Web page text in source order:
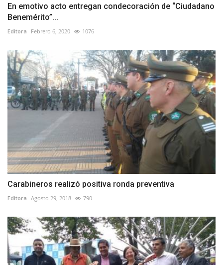
En emotivo acto entregan condecoración de “Ciudadano
Benemérito”...
Editora Febrero 6, 2020 1076
Carabineros realizó positiva ronda preventiva
Editora Agosto 29, 2018 790